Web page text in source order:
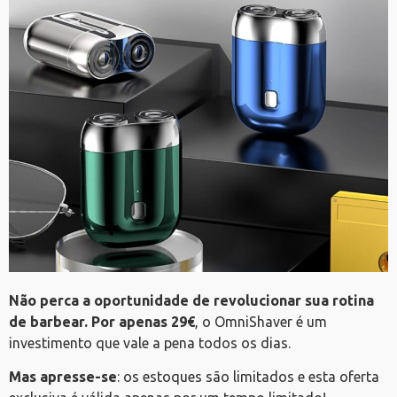
Não perca a oportunidade de revolucionar sua rotina
de barbear. Por apenas 29€, o OmniShaver é um
investimento que vale a pena todos os dias.
Mas apresse-se: os estoques são limitados e esta oferta